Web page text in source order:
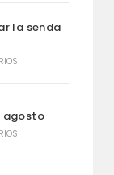
la senda
agosto